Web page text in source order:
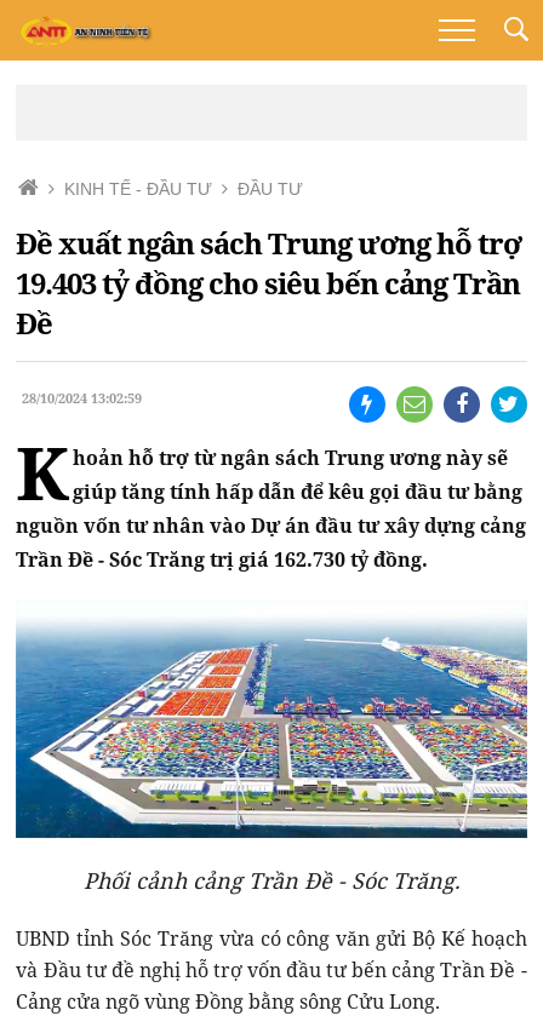
KINH TẾ - ĐẦU TƯ ĐẦU TƯ
Đề xuất ngân sách Trung ương hỗ trợ
19.403 tỷ đồng cho siêu bến cảng Trần
Đề
28/10/2024 13:02:59
Khoản hỗ trợ từ ngân sách Trung ương này sẽ
giúp tăng tính hấp dẫn để kêu gọi đầu tư bằng
nguồn vốn tư nhân vào Dự án đầu tư xây dựng cảng
Trần Đề - Sóc Trăng trị giá 162.730 tỷ đồng.
Phối cảnh cảng Trần Đề - Sóc Trăng.
UBND tỉnh Sóc Trăng vừa có công văn gửi Bộ Kế hoạch
và Đầu tư đề nghị hỗ trợ vốn đầu tư bến cảng Trần Đề -
Cảng cửa ngõ vùng Đồng bằng sông Cửu Long.